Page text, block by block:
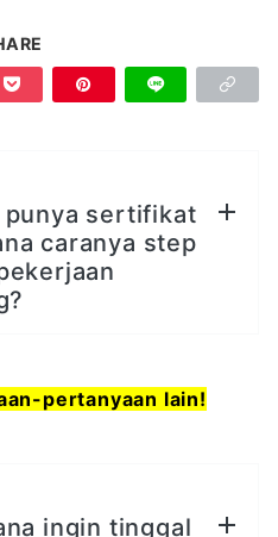
punya sertifikat
caranya step
pertanyaan lain!
ingin tinggal